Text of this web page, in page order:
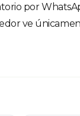
por
ve